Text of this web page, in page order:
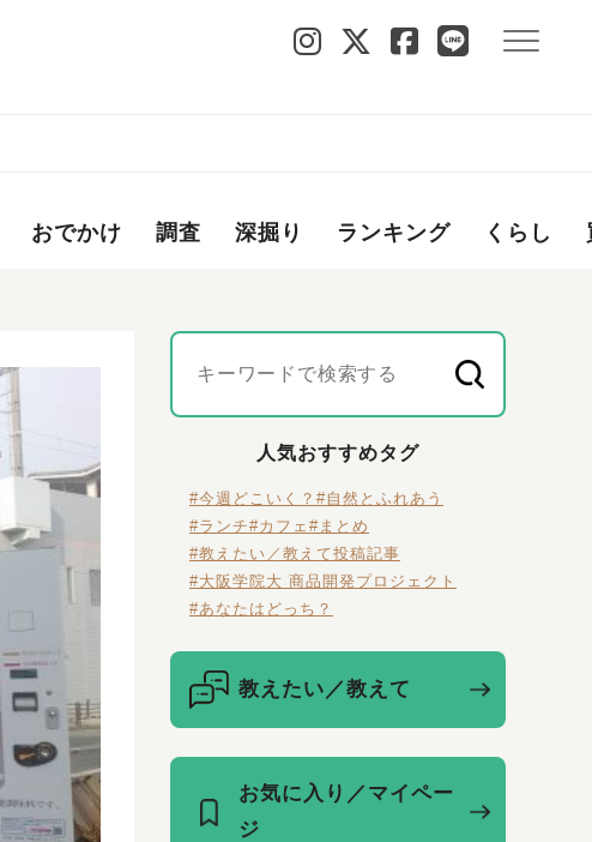
おでかけ 調査 深掘り ランキング くらし
人気おすすめタグ
#今週どこいく？ #自然とふれあう
#ランチ#カフェ #まとめ
#教えたい／教えて投稿記事
#大阪学院大 商品開発プロジェクト
#あなたはどっち？
教えたい／教えて
お気に入り／マイペー
ジ